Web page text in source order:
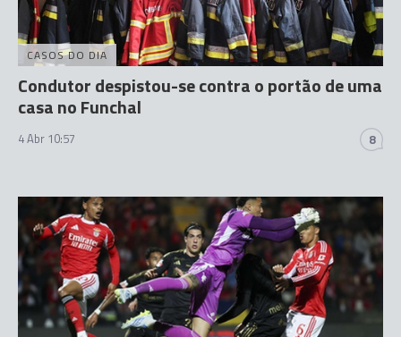
CASOS DO DIA
Condutor despistou-se contra o portão de uma
casa no Funchal
4 Abr 10:57 8